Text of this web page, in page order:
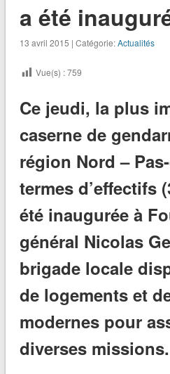
a été
13 avril 2015 | Catégorie:Actualités
Vue(s) :759
Ce jeudi, la plus
caserne de
région Nord –
termes d’effectifs
été inaugurée à
général Nicolas
brigade locale
de logements et
modernes pour
diverses missions.